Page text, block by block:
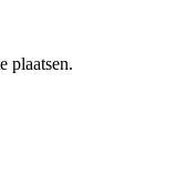
plaatsen.